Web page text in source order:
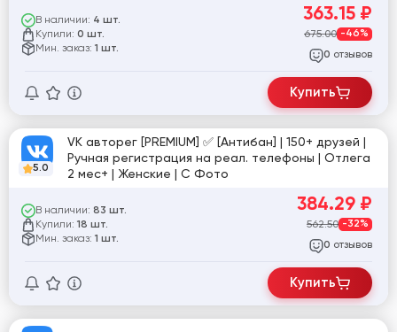
В наличии: 4 шт.
Купили: 0 шт.
Мин. заказ: 1 шт.
363.15 ₽
675.00 -46%
0 отзывов
Купить
5.0
VK авторег [PREMIUM] ✅ [Антибан] | 150+ друзей |
Ручная регистрация на реал. телефоны | Отлега
2 мес+ | Женские | С Фото
В наличии: 83 шт.
Купили: 18 шт.
Мин. заказ: 1 шт.
384.29 ₽
562.50 -32%
0 отзывов
Купить